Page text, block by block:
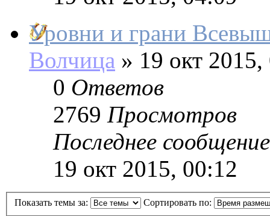
Уровни и грани
Волчица » 19 окт
0 Ответов
2769 Просмотров
Последнее сообщение
19 окт 2015, 00:12
Показать темы за: Сортировать по: